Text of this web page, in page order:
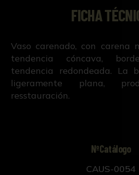
FICHA
Vaso carenado, con carena
tendencia cóncava,
tendencia redondeada. La
ligeramente plana,
resstauración.
NºCatálogo
CAUS-0054